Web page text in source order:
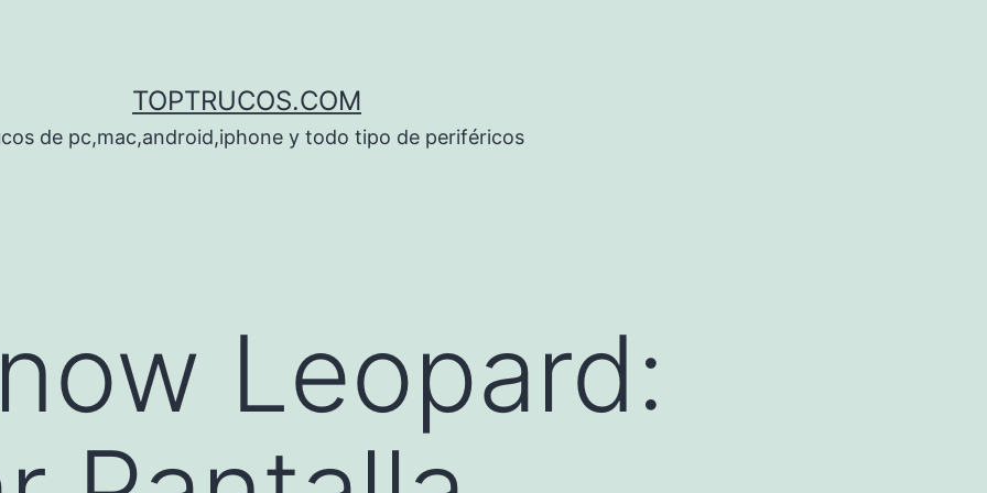
TOPTRUCOS.COM
de pc,mac,android,iphone y todo tipo de periféricos
Leopard: